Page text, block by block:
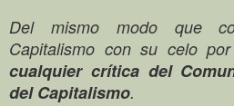
Del mismo modo que
Capitalismo con su celo
cualquier crítica del
del Capitalismo.